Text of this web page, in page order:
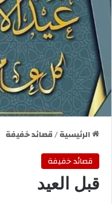
الرئيسية/قصائد خفيفة
قصائد خفيفة
قبل العيد